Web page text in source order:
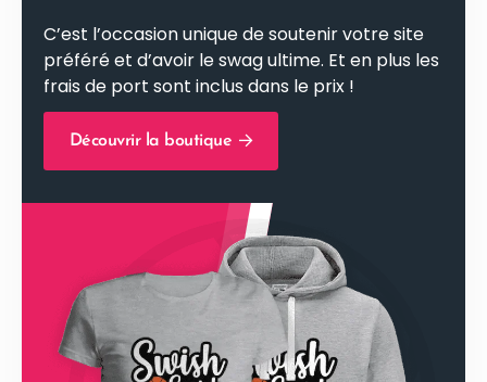
C’est l’occasion unique de soutenir votre site
préféré et d’avoir le swag ultime. Et en plus les
frais de port sont inclus dans le prix !
Découvrir la boutique